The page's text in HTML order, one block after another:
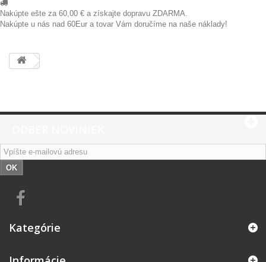
Nakúpte ešte za 60,00 € a získajte dopravu ZDARMA.
Nakúpte u nás nad 60Eur a tovar Vám doručíme na naše náklady!
OK
Kategórie